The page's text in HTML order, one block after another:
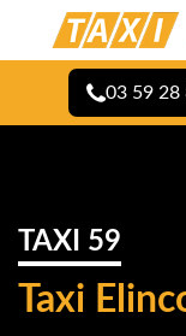
03 59 28
TAXI 59
Taxi